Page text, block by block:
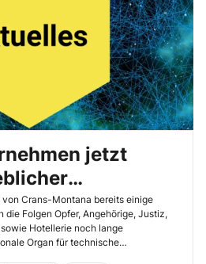
jetzt
sollte
Crans-Montana bereits einige
die Folgen Opfer, Angehörige, Justiz,
Hotellerie noch lange
Organ für technische